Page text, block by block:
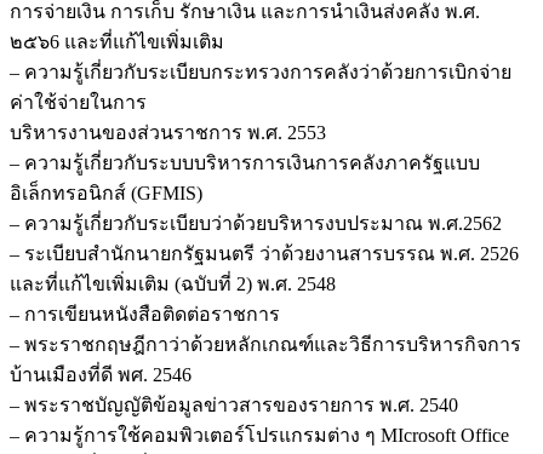
การจ่ายเงิน การเก็บ รักษาเงิน และการนำเงินส่งคลัง พ.ศ.
๒๕๖6 และที่แก้ไขเพิ่มเติม
– ความรู้เกี่ยวกับระเบียบกระทรวงการคลังว่าด้วยการเบิกจ่าย
ค่าใช้จ่ายในการ
บริหารงานของส่วนราชการ พ.ศ. 2553
– ความรู้เกี่ยวกับระบบบริหารการเงินการคลังภาครัฐแบบ
อิเล็กทรอนิกส์ (GFMIS)
– ความรู้เกี่ยวกับระเบียบว่าด้วยบริหารงบประมาณ พ.ศ.2562
– ระเบียบสำนักนายกรัฐมนตรี ว่าด้วยงานสารบรรณ พ.ศ. 2526
และที่แก้ไขเพิ่มเติม (ฉบับที่ 2) พ.ศ. 2548
– การเขียนหนังสือติดต่อราชการ
– พระราชกฤษฎีกาว่าด้วยหลักเกณฑ์และวิธีการบริหารกิจการ
บ้านเมืองที่ดี พศ. 2546
– พระราชบัญญัติข้อมูลข่าวสารของรายการ พ.ศ. 2540
– ความรู้การใช้คอมพิวเตอร์โปรแกรมต่าง ๆ MIcrosoft Office